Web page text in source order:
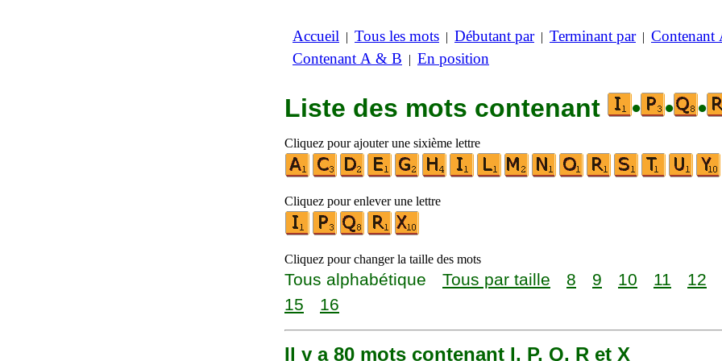
Accueil | Tous les mots | Débutant par| Terminant par| Contenant
Contenant A & B | En position
Liste des mots contenant • • •
Cliquez pour ajouter une sixième lettre
Cliquez pour enlever une lettre
Cliquez pour changer la taille des mots
Tous alphabétique Tous par taille 8 9 10 11 12
15
16
Il y a 80 mots contenant I, P, Q, R et X